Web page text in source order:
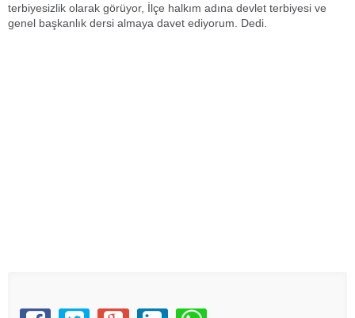
terbiyesizlik olarak görüyor, İlçe halkım adına devlet terbiyesi ve
genel başkanlık dersi almaya davet ediyorum. Dedi.